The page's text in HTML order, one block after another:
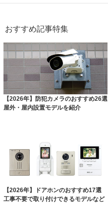
おすすめ記事特集
【2026年】防犯カメラのおすすめ26選
屋外・屋内設置モデルを紹介
【2026年】ドアホンのおすすめ17選
工事不要で取り付けできるモデルなど